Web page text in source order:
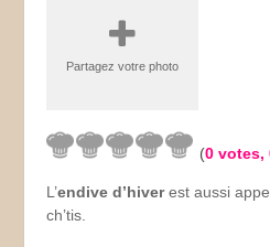
Partagez votre photo
(0 votes,
L’endive d’hiverest aussi
ch’tis.